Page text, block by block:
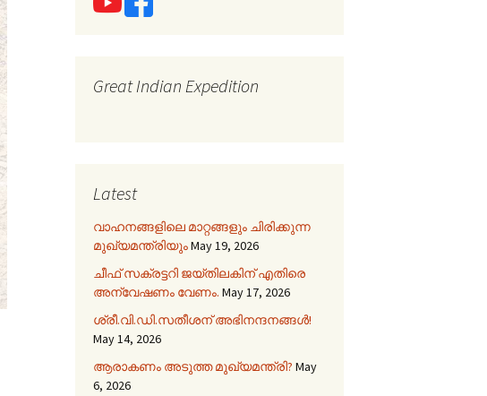
Great Indian Expedition
Latest
വാഹനങ്ങളിലെ മാറ്റങ്ങളും ചിരിക്കുന്ന
മുഖ്യമന്ത്രിയുംMay 19, 2026
ചീഫ് സക്രട്ടറി ജയ്തിലകിന് എതിരെ
അന്വേഷണം വേണം. May 17, 2026
ശ്രീ.വി.ഡി.സതീശന് അഭിനന്ദനങ്ങൾ!
May 14, 2026
ആരാകണം അടുത്ത മുഖ്യമന്ത്രി? May
6, 2026